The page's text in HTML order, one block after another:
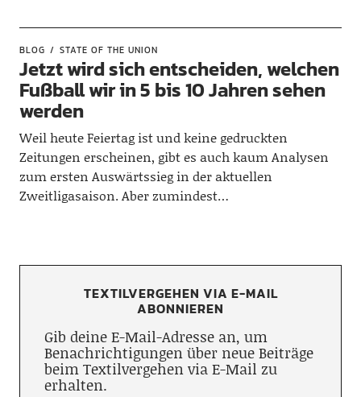
BLOG STATE OF THE UNION
Jetzt wird sich entscheiden, welchen
Fußball wir in 5 bis 10 Jahren sehen
werden
Weil heute Feiertag ist und keine gedruckten
Zeitungen erscheinen, gibt es auch kaum Analysen
zum ersten Auswärtssieg in der aktuellen
Zweitligasaison. Aber zumindest…
TEXTILVERGEHEN VIA E-MAIL
ABONNIEREN
Gib deine E-Mail-Adresse an, um
Benachrichtigungen über neue Beiträge
beim Textilvergehen via E-Mail zu
erhalten.